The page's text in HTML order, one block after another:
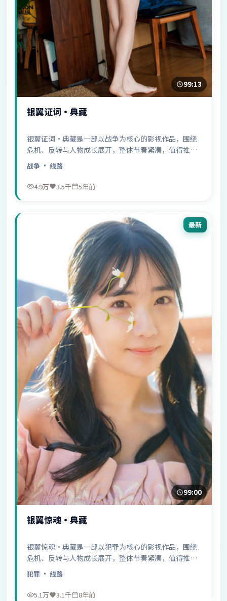
99:13
银翼证词·典藏
银翼证词·典藏是一部以战争为核心的影视作品，围绕
危机、反转与人物成长展开，整体节奏紧凑，值得推荐
观看。
战争 · 线路
4.9万 3.5千 5年前
最新
99:00
银翼惊魂·典藏
银翼惊魂·典藏是一部以犯罪为核心的影视作品，围绕
危机、反转与人物成长展开，整体节奏紧凑，值得推荐
观看。
犯罪 · 线路
5.1万 3.1千 8年前